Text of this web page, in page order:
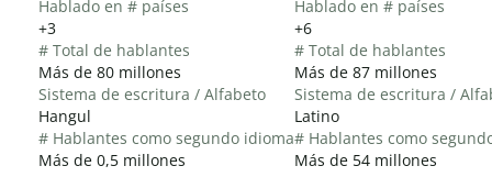
Hablado en # países
+3
# Total de hablantes
Más de 80 millones
Sistema de escritura / Alfabeto
Hangul
# Hablantes como segundo idioma
Más de 0,5 millones
Hablado en # países
+6
# Total de hablantes
Más de 87 millones
Sistema de escritura /
Latino
# Hablantes como
Más de 54 millones